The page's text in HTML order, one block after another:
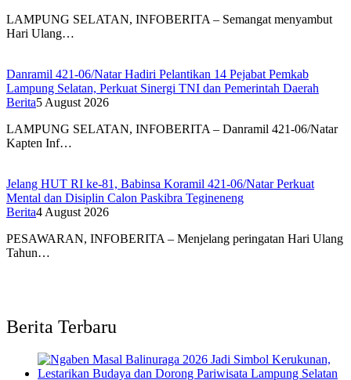
LAMPUNG SELATAN, INFOBERITA – Semangat menyambut
Hari Ulang…
Danramil 421-06/Natar Hadiri Pelantikan 14 Pejabat Pemkab
Lampung Selatan, Perkuat Sinergi TNI dan Pemerintah Daerah
Berita5 August 2026
LAMPUNG SELATAN, INFOBERITA – Danramil 421-06/Natar
Kapten Inf…
Jelang HUT RI ke-81, Babinsa Koramil 421-06/Natar Perkuat
Mental dan Disiplin Calon Paskibra Tegineneng
Berita4 August 2026
PESAWARAN, INFOBERITA – Menjelang peringatan Hari Ulang
Tahun…
Berita Terbaru